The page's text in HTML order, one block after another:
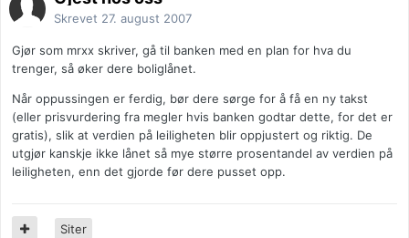
Skrevet 27. august 2007
Gjør som mrxx skriver, gå til banken med en plan for hva du
trenger, så øker dere boliglånet.
Når oppussingen er ferdig, bør dere sørge for å få en ny takst
(eller prisvurdering fra megler hvis banken godtar dette, for det er
gratis), slik at verdien på leiligheten blir oppjustert og riktig. De
utgjør kanskje ikke lånet så mye større prosentandel av verdien på
leiligheten, enn det gjorde før dere pusset opp.
Siter